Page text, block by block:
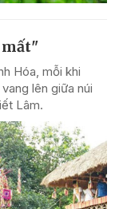
mất"
Hóa, mỗi khi
lên giữa núi
Lâm.